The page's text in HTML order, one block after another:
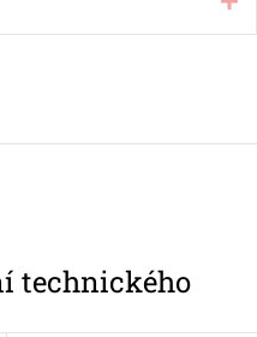
technického